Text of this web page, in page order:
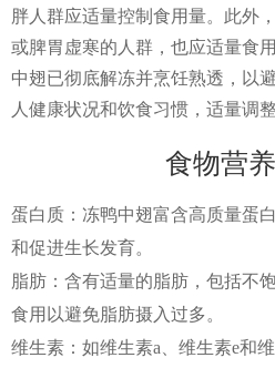
胖人群应适量控制食用量。此外
或脾胃虚寒的人群，也应适量食
中翅已彻底解冻并烹饪熟透，以
人健康状况和饮食习惯，适量调
食物营
蛋白质：冻鸭中翅富含高质量蛋
和促进生长发育。
脂肪：含有适量的脂肪，包括不
食用以避免脂肪摄入过多。
维生素：如维生素a、维生素e和